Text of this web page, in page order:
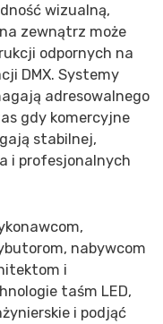
wizualną,
zewnątrz może
odpornych na
DMX. Systemy
adresowalnego
gdy komercyjne
stabilnej,
i profesjonalnych
nabywcom
i
taśm LED,
i podjąć